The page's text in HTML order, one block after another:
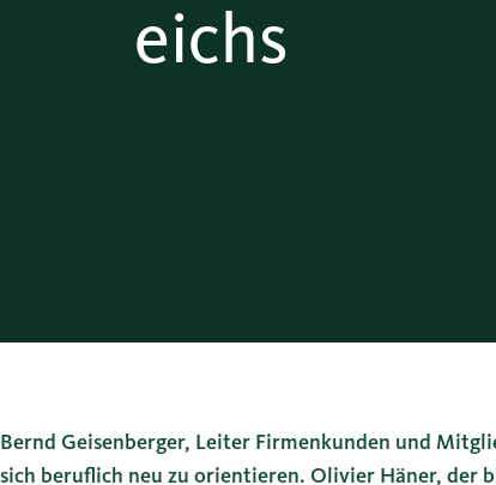
eichs
Bernd Geisenberger, Leiter Firmenkunden und
sich beruflich neu zu orientieren. Olivier Häner, der